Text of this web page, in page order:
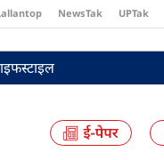
NewsTak UPTak